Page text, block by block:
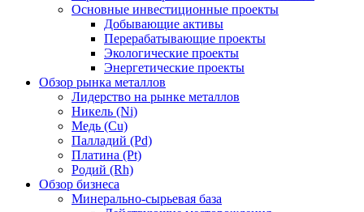
Основные инвестиционные проекты
Добывающие активы
Перерабатывающие проекты
Экологические проекты
Энергетические проекты
Обзор рынка металлов
Лидерство на рынке металлов
Никель (Ni)
Медь (Cu)
Палладий (Pd)
Платина (Pt)
Родий (Rh)
Обзор бизнеса
Минерально-сырьевая база